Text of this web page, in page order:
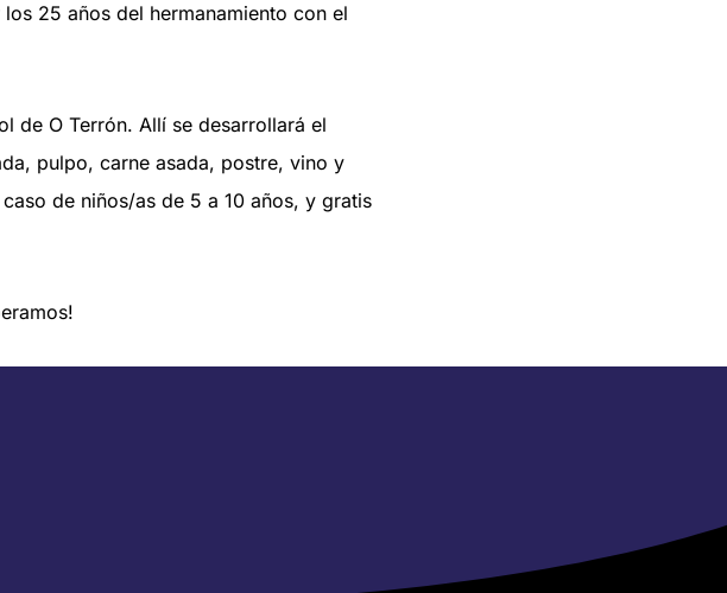
25 años del hermanamiento con el
de O Terrón. Allí se desarrollará el
pulpo, carne asada, postre, vino y
de niños/as de 5 a 10 años, y gratis